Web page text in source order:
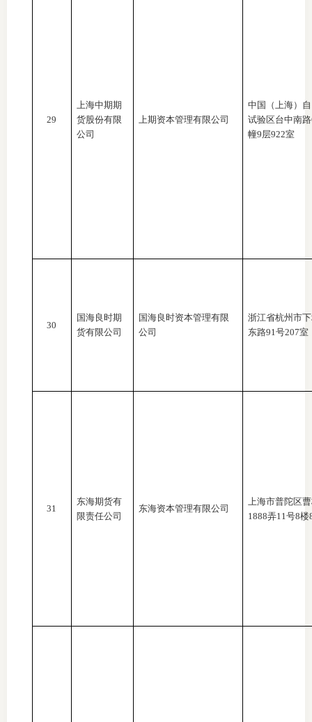
29
上海中期期
货股份有限
公司
上期资本管理有限公司
中国（上海）
试验区台中南路
幢9层922室
30
国海良时期
货有限公司
国海良时资本管理有限
公司
浙江省杭州市
东路91号207室
31
东海期货有
限责任公司
东海资本管理有限公司
上海市普陀区
1888弄11号8楼